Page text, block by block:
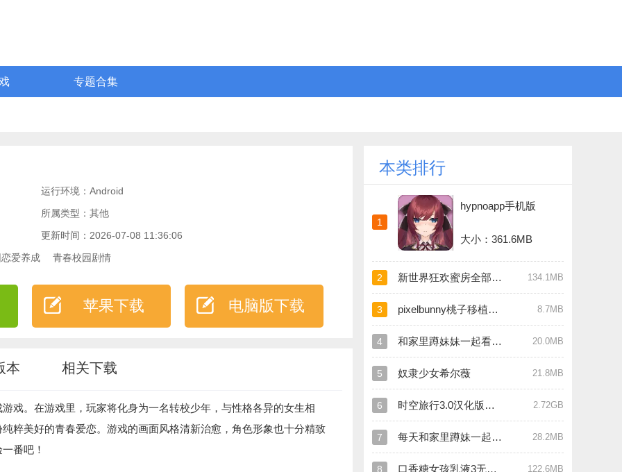
专题合集
运行环境：Android
所属类型：其他
更新时间：2026-07-08 11:36:06
爱养成
青春校园剧情
苹果下载 电脑版下载
本 相关下载
戏。在游戏里，玩家将化身为一名转校少年，与性格各异的女生相
粹美好的青春爱恋。游戏的画面风格清新治愈，角色形象也十分精致
番吧！
本类排行
1
hypnoapp手机版
大小：361.6MB
2 新世界狂欢蜜房全部解锁版 134.1MB
3 pixelbunny桃子移植汉化版 8.7MB
4 和家里蹲妹妹一起看家纸盒 20.0MB
5 奴隶少女希尔薇 21.8MB
6 时空旅行3.0汉化版安卓版 2.72GB
7 每天和家里蹲妹一起生活纸巾盒版 28.2MB
8 口香糖女孩乳液3无敌版 122.6MB